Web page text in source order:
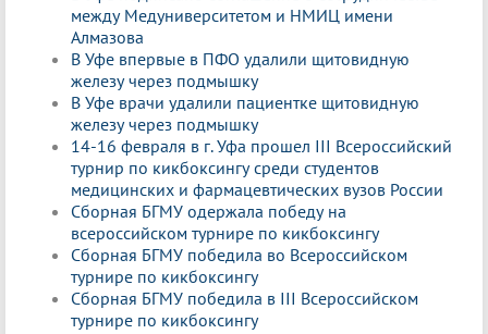
между Медуниверситетом и НМИЦ имени
Алмазова
В Уфе впервые в ПФО удалили щитовидную
железу через подмышку
В Уфе врачи удалили пациентке щитовидную
железу через подмышку
14-16 февраля в г. Уфа прошел III Всероссийский
турнир по кикбоксингу среди студентов
медицинских и фармацевтических вузов России
Сборная БГМУ одержала победу на
всероссийском турнире по кикбоксингу
Сборная БГМУ победила во Всероссийском
турнире по кикбоксингу
Сборная БГМУ победила в III Всероссийском
турнире по кикбоксингу